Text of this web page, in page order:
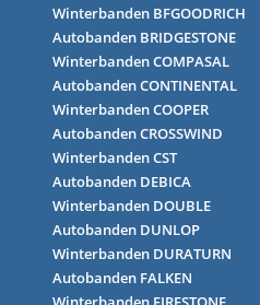
Winterbanden BFGOODRICH
Autobanden BRIDGESTONE
Winterbanden COMPASAL
Autobanden CONTINENTAL
Winterbanden COOPER
Autobanden CROSSWIND
Winterbanden CST
Autobanden DEBICA
Winterbanden DOUBLE
Autobanden DUNLOP
Winterbanden DURATURN
Autobanden FALKEN